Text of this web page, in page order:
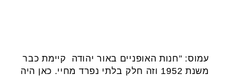
עמוס: "חנות האופניים באור יהודה קיימת כבר
משנת 1952 וזה חלק בלתי נפרד מחיי. כאן היה